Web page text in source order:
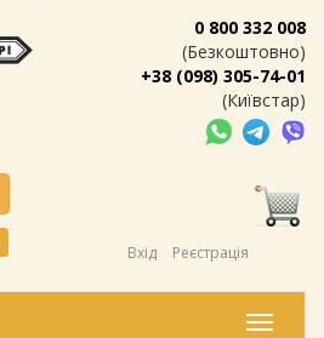
0 800 332 008
(Безкоштовно)
+38 (098) 305-74-01
(Київстар)
Вхід Реєстрація
Меню